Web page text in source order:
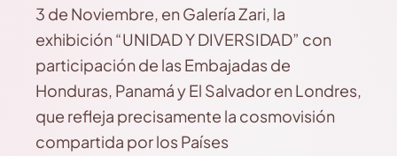
3 de Noviembre, en Galería Zari, la
exhibición “UNIDAD Y DIVERSIDAD” con
participación de las Embajadas de
Honduras, Panamá y El Salvador en Londres,
que refleja precisamente la cosmovisión
compartida por los Países